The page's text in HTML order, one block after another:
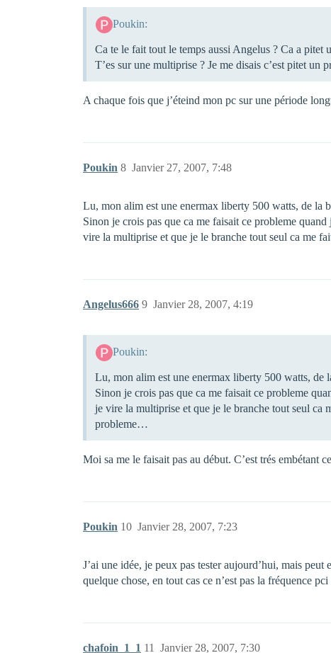
Poukin:
Ca te le fait tout le temps aussi Angelus ? Ca a pitet
T’es sur une multiprise ? Je me disais c’est pitet
A chaque fois que j’éteind mon pc sur une période
Poukin Janvier 27, 2007, 7:48
8
Lu, mon alim est une enermax liberty 500 watts, de la
Sinon je crois pas que ca me faisait ce probleme
vire la multiprise et que je le branche tout seul ca me
Angelus666 Janvier 28, 2007, 4:19
9
Poukin:
Lu, mon alim est une enermax liberty 500 watts, de
Sinon je crois pas que ca me faisait ce probleme
je vire la multiprise et que je le branche tout seul ca
probleme…
Moi sa me le faisait pas au début. C’est trés embétant
Poukin Janvier 28, 2007, 7:23
10
J’ai une idée, je peux pas tester aujourd’hui, mais
quelque chose, en tout cas ce n’est pas la fréquence pci
chafoin_1_1 Janvier 28, 2007, 7:30
11